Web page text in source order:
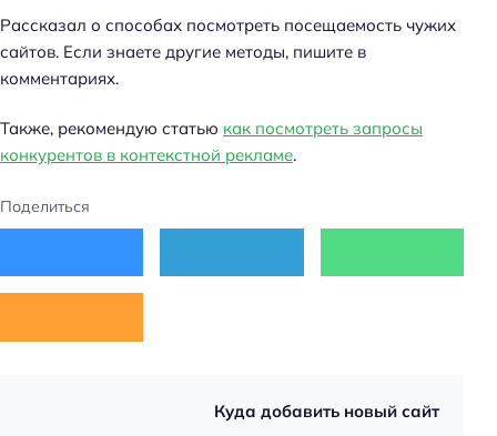
Рассказал о способах посмотреть посещаемость чужих
сайтов. Если знаете другие методы, пишите в
комментариях.
Также, рекомендую статью как посмотреть запросы
конкурентов в контекстной рекламе.
Поделиться
Куда добавить новый сайт